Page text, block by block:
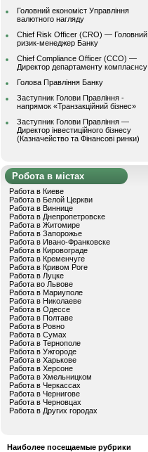
Головний економіст Управління
валютного нагляду
Chief Risk Officer (CRO) — Головний
ризик-менеджер Банку
Chief Compliance Officer (CCO) —
Директор департаменту комплаєнсу
Голова Правління Банку
Заступник Голови Правління -
напрямок «Транзакційний бізнес»
Заступник Голови Правління —
Директор інвестиційного бізнесу
(Казначейство та Фінансові ринки)
Робота в містах
Работа в Киеве
Работа в Белой Церкви
Работа в Виннице
Работа в Днепропетровске
Работа в Житомире
Работа в Запорожье
Работа в Ивано-Франковске
Работа в Кировограде
Работа в Кременчуге
Работа в Кривом Роге
Работа в Луцке
Работа во Львове
Работа в Мариуполе
Работа в Николаеве
Работа в Одессе
Работа в Полтаве
Работа в Ровно
Работа в Сумах
Работа в Тернополе
Работа в Ужгороде
Работа в Харькове
Работа в Херсоне
Работа в Хмельницком
Работа в Черкассах
Работа в Чернигове
Работа в Черновцах
Работа в Других городах
Наиболее посещаемые рубрики